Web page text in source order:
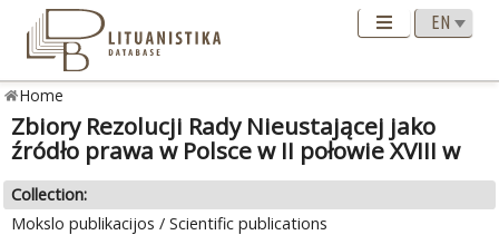
Home
Zbiory Rezolucji Rady Nieustającej jako
źródło prawa w Polsce w II połowie XVIII w
Collection:
Mokslo publikacijos / Scientific publications